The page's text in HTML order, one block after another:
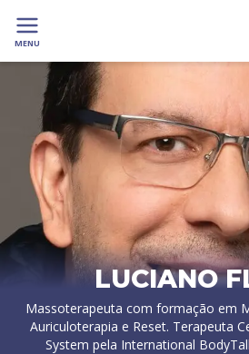
MENU
LUCIANO
Massoterapeuta com formação em
Auriculoterapia e Reset. Terapeuta
System pela International